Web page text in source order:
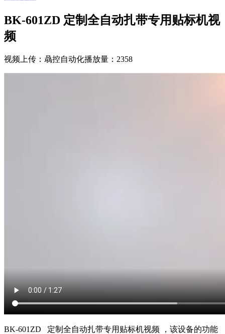
BK-601ZD 定制全自动扎带专用贴标机视
频
视频上传：骉控自动化播放量：2358
BK-601ZD 定制全自动扎带专用贴标机视频 ，该设备的功能